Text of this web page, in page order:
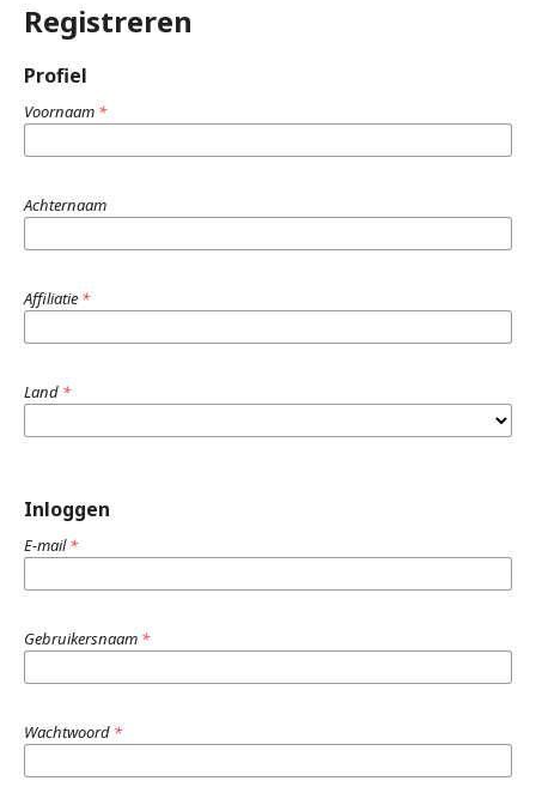
Registreren
Profiel
Voornaam *
Achternaam
Affiliatie *
Land *
Inloggen
E-mail*
Gebruikersnaam *
Wachtwoord *